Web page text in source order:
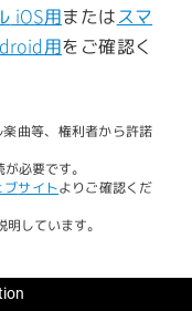
iOS用またはスマ
用をご確認く
曲等、権利者から許諾
必要です。
ブサイトよりご確認くだ
しています。